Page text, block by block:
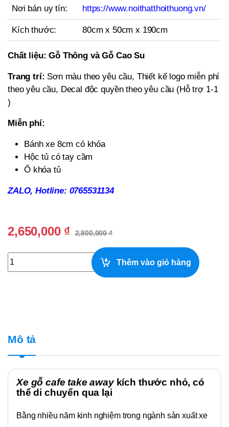
Nơi bán uy tín: https://www.noithatthoithuong.vn/
Kích thước: 80cm x 50cm x 190cm
Chất liệu: Gỗ Thông và Gỗ Cao Su
Trang trí: Sơn màu theo yêu cầu, Thiết kế logo miễn phí
theo yêu cầu, Decal độc quyền theo yêu cầu (Hỗ trợ 1-1
)
Miễn phí:
Bánh xe 8cm có khóa
Hộc tủ có tay cầm
Ổ khóa tủ
ZALO, Hotline: 0765531134
2,650,000 ₫ 2,800,000₫
Xe Gỗ Cafe Take Away Đẹp, Giá Rẻ quantity
Thêm vào giỏ hàng
Mô tả
Xe gỗ cafe take away kích thước nhỏ, có
thể di chuyển qua lại
Bằng nhiều năm kinh nghiệm trong ngành sản xuất xe